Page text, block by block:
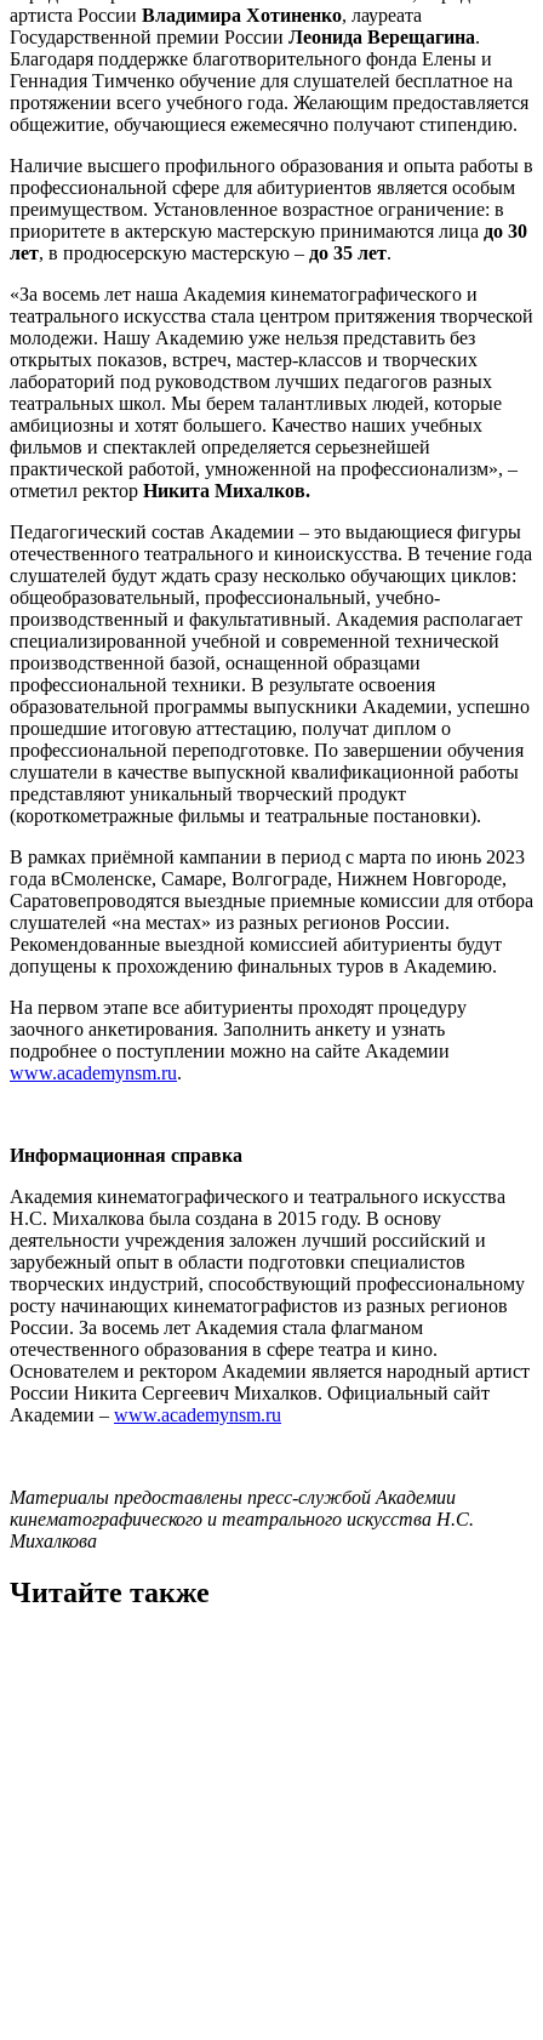
артиста России Владимира Хотиненко, лауреата
Государственной премии России Леонида Верещагина.
Благодаря поддержке благотворительного фонда Елены и
Геннадия Тимченко обучение для слушателей бесплатное на
протяжении всего учебного года. Желающим предоставляется
общежитие, обучающиеся ежемесячно получают стипендию.
Наличие высшего профильного образования и опыта работы в
профессиональной сфере для абитуриентов является особым
преимуществом. Установленное возрастное ограничение: в
приоритете в актерскую мастерскую принимаются лица до 30
лет, в продюсерскую мастерскую – до 35 лет.
«За восемь лет наша Академия кинематографического и
театрального искусства стала центром притяжения творческой
молодежи. Нашу Академию уже нельзя представить без
открытых показов, встреч, мастер-классов и творческих
лабораторий под руководством лучших педагогов разных
театральных школ. Мы берем талантливых людей, которые
амбициозны и хотят большего. Качество наших учебных
фильмов и спектаклей определяется серьезнейшей
практической работой, умноженной на профессионализм», –
отметил ректор Никита Михалков.
Педагогический состав Академии – это выдающиеся фигуры
отечественного театрального и киноискусства. В течение года
слушателей будут ждать сразу несколько обучающих циклов:
общеобразовательный, профессиональный, учебно-
производственный и факультативный. Академия располагает
специализированной учебной и современной технической
производственной базой, оснащенной образцами
профессиональной техники. В результате освоения
образовательной программы выпускники Академии, успешно
прошедшие итоговую аттестацию, получат диплом о
профессиональной переподготовке. По завершении обучения
слушатели в качестве выпускной квалификационной работы
представляют уникальный творческий продукт
(короткометражные фильмы и театральные постановки).
В рамках приёмной кампании в период с марта по июнь 2023
года вСмоленске, Самаре, Волгограде, Нижнем Новгороде,
Саратовепроводятся выездные приемные комиссии для отбора
слушателей «на местах» из разных регионов России.
Рекомендованные выездной комиссией абитуриенты будут
допущены к прохождению финальных туров в Академию.
На первом этапе все абитуриенты проходят процедуру
заочного анкетирования. Заполнить анкету и узнать
подробнее о поступлении можно на сайте Академии
www.academynsm.ru.
Информационная справка
Академия кинематографического и театрального искусства
Н.С. Михалкова была создана в 2015 году. В основу
деятельности учреждения заложен лучший российский и
зарубежный опыт в области подготовки специалистов
творческих индустрий, способствующий профессиональному
росту начинающих кинематографистов из разных регионов
России. За восемь лет Академия стала флагманом
отечественного образования в сфере театра и кино.
Основателем и ректором Академии является народный артист
России Никита Сергеевич Михалков. Официальный сайт
Академии – www.academynsm.ru
Материалы предоставлены пресс-службой Академии
кинематографического и театрального искусства Н.С.
Михалкова
Читайте также